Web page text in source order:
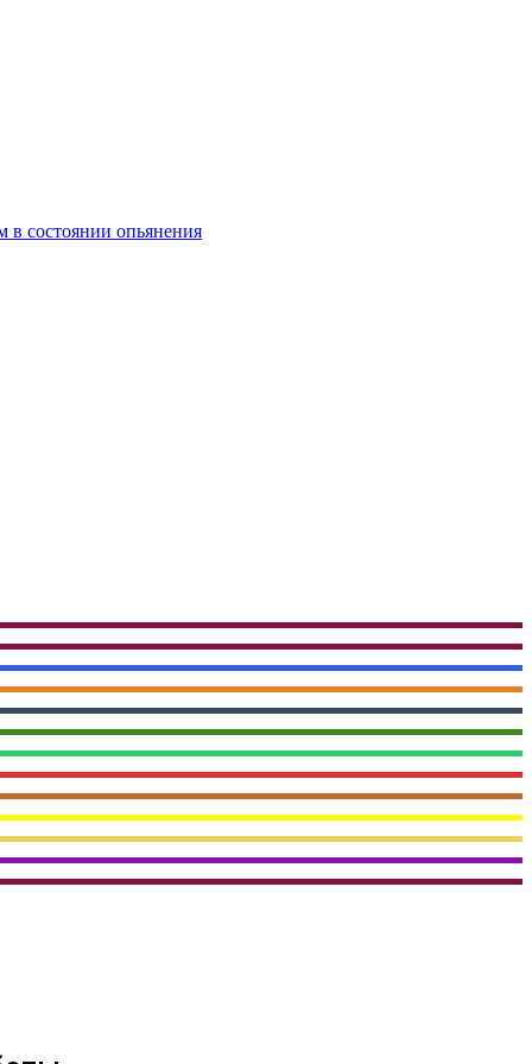
в состоянии опьянения